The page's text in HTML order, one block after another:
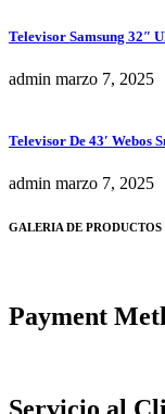
Televisor Samsung 32″
admin marzo 7, 2025
Televisor De 43′
admin marzo 7, 2025
GALERIA DE PRODUCTOS
Payment
Servicio al